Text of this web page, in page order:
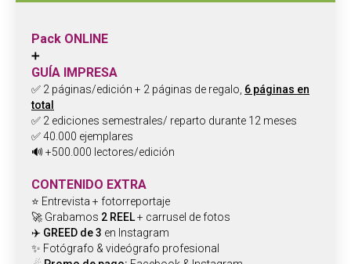
Pack ONLINE
➕
GUÍA IMPRESA
✅ 2 páginas/edición + 2 páginas de regalo, 6 páginas en
total
✅ 2 ediciones semestrales/ reparto durante 12 meses
✅ 40.000 ejemplares
🔊 +500.000 lectores/edición
CONTENIDO EXTRA
⭐ Entrevista + fotorreportaje
🚀 Grabamos 2 REEL+ carrusel de fotos
✈️ GREED de 3 en Instagram
✨ Fotógrafo & videógrafo profesional